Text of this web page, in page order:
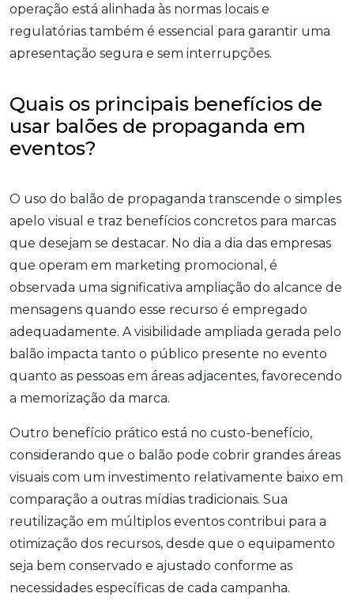
operação está alinhada às normas locais e
regulatórias também é essencial para garantir uma
apresentação segura e sem interrupções.
Quais os principais benefícios de
usar balões de propaganda em
eventos?
O uso do balão de propaganda transcende o simples
apelo visual e traz benefícios concretos para marcas
que desejam se destacar. No dia a dia das empresas
que operam em marketing promocional, é
observada uma significativa ampliação do alcance de
mensagens quando esse recurso é empregado
adequadamente. A visibilidade ampliada gerada pelo
balão impacta tanto o público presente no evento
quanto as pessoas em áreas adjacentes, favorecendo
a memorização da marca.
Outro benefício prático está no custo-benefício,
considerando que o balão pode cobrir grandes áreas
visuais com um investimento relativamente baixo em
comparação a outras mídias tradicionais. Sua
reutilização em múltiplos eventos contribui para a
otimização dos recursos, desde que o equipamento
seja bem conservado e ajustado conforme as
necessidades específicas de cada campanha.